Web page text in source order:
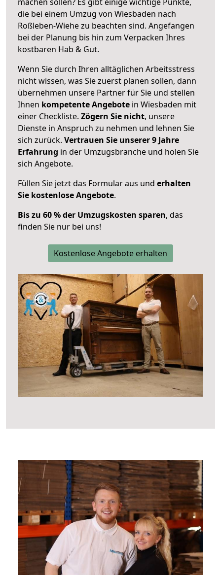
die bei einem Umzug von Wiesbaden nach
Roßleben-Wiehe zu beachten sind. Angefangen
bei der Planung bis hin zum Verpacken Ihres
kostbaren Hab & Gut.
Wenn Sie durch Ihren alltäglichen Arbeitsstress
nicht wissen, was Sie zuerst planen sollen, dann
übernehmen unsere Partner für Sie und stellen
Ihnen kompetente Angebote in Wiesbaden mit
einer Checkliste. Zögern Sie nicht, unsere
Dienste in Anspruch zu nehmen und lehnen Sie
sich zurück. Vertrauen Sie unserer 9 Jahre
Erfahrung in der Umzugsbranche und holen Sie
sich Angebote.
Füllen Sie jetzt das Formular aus und erhalten
Sie kostenlose Angebote.
Bis zu 60 % der Umzugskosten sparen, das
finden Sie nur bei uns!
Kostenlose Angebote erhalten